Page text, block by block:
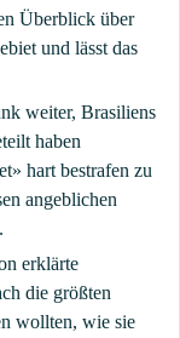
Überblick über
und lässt das
weiter, Brasiliens
haben
hart bestrafen zu
angeblichen
erklärte
die größten
wollten, wie sie